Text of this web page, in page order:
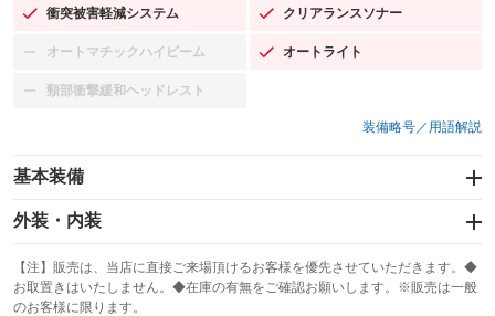
衝突被害軽減システム
：装備あり クリアランスソナー
：装備あり
オートマチックハイビーム
：装備なし オートライト
：装備あり
頸部衝撃緩和ヘッドレスト
：装備なし
装備略号／用語解説
基本装備
エアバッグ：運転席/助手席/サイド
：装備あり
：装備なし
サンルーフ
：装備なし ABS
外装・内装
カーナビ
：装備なし
TV
：装備なし
【注】販売は、当店に直接ご来場頂けるお客様を優先させていただきます。◆
お取置きはいたしません。◆在庫の有無をご確認お願いします。※販売は一般
のお客様に限ります。